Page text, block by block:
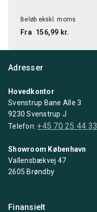
Beløb ekskl. moms
Fra 156,99 kr.
Adresser
Hovedkontor
Svenstrup Bane Alle 3
9230 Svenstrup J
Telefon:+45 70 25 44 33
Showroom København
Vallensbækvej 47
2605 Brøndby
Finansielt